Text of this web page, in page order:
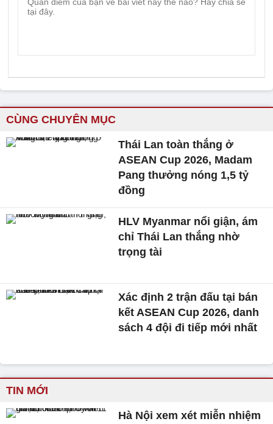
CÙNG CHUYÊN MỤC
Thái Lan toàn thắng ở
ASEAN Cup 2026, Madam
Pang thưởng nóng 1,5 tỷ
đồng
HLV Myanmar nổi giận, ám
chỉ Thái Lan thắng nhờ
trọng tài
Xác định 2 trận đấu tại bán
kết ASEAN Cup 2026, danh
sách 4 đội đi tiếp mới nhất
TIN MỚI
Hà Nội xem xét miễn nhiệm